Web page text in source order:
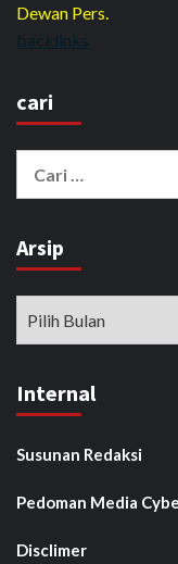
Dewan Pers.
backlinks
cari
Arsip
Internal
Susunan Redaksi
Pedoman Media
Disclimer